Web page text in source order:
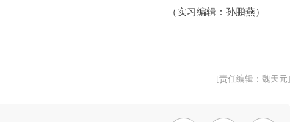
辑：孙鹏燕）
[责任编辑：魏天元]